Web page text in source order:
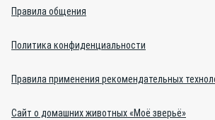
Правила общения
Политика конфиденциальности
Правила применения рекомендательных
Сайт о домашних животных «Моё зверьё»